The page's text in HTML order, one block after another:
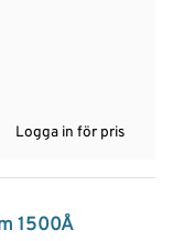
Logga in för pris
1500Å